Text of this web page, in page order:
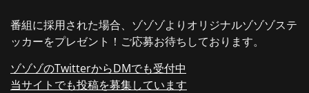
番組に採用された場合、ゾゾゾよりオリジナルゾゾゾステ
ッカーをプレゼント！ご応募お待ちしております。
ゾゾゾのTwitterからDMでも受付中
当サイトでも投稿を募集しています